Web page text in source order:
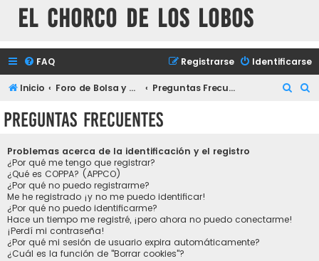
El chorco de los lobos
FAQ Identificarse
Registrarse
Inicio Foro de Bolsa y mercados financieros Preguntas Frecuentes
Preguntas Frecuentes
Problemas acerca de la identificación y el registro
¿Por qué me tengo que registrar?
¿Qué es COPPA? (APPCO)
¿Por qué no puedo registrarme?
Me he registrado ¡y no me puedo identificar!
¿Por qué no puedo identificarme?
Hace un tiempo me registré, ¡pero ahora no puedo conectarme!
¡Perdí mi contraseña!
¿Por qué mi sesión de usuario expira automáticamente?
¿Cuál es la función de "Borrar cookies"?